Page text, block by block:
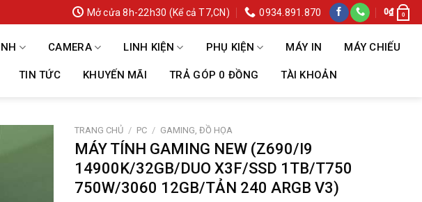
Mở cửa 8h-22h30 (Kể cả T7,CN) 0934.891.870 0₫ 0
CAMERA LINH KIỆN PHỤ KIỆN MÁY IN MÁY CHIẾU
TIN TỨC KHUYẾN MÃI TRẢ GÓP 0 ĐỒNG TÀI KHOẢN
TRANG CHỦ / PC / GAMING, ĐỒ HỌA
MÁY TÍNH GAMING NEW (Z690/I9
14900K/32GB/DUO X3F/SSD 1TB/T750
750W/3060 12GB/TẢN 240 ARGB V3)